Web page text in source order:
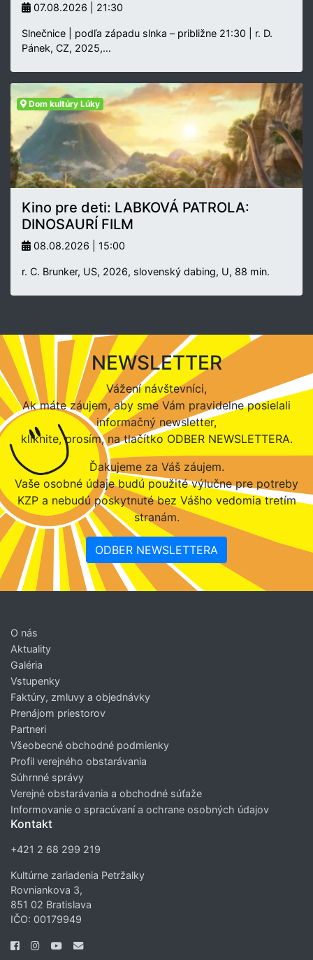
07.08.2026 | 21:30
Slnečnice | podľa západu slnka – približne 21:30 | r. D.
Pánek, CZ, 2025,…
Dom kultúry Lúky
Kino pre deti: LABKOVÁ PATROLA:
DINOSAURÍ FILM
08.08.2026 | 15:00
r. C. Brunker, US, 2026, slovenský dabing, U, 88 min.
NEWSLETTER
Vážení návštevníci,
Ak máte záujem, aby sme Vám pravidelne posielali
informačný newsletter,
kliknite, prosím, na tlačítko ODBER NEWSLETTERA.
Ďakujeme za Váš záujem.
Vaše osobné údaje budú použité výlučne pre potreby
KZP a nebudú poskytnuté bez Vášho vedomia tretím
stranám.
ODBER NEWSLETTERA
O nás
Aktuality
Galéria
Vstupenky
Faktúry, zmluvy a objednávky
Prenájom priestorov
Partneri
Všeobecné obchodné podmienky
Profil verejného obstarávania
Súhrnné správy
Verejné obstarávania a obchodné súťaže
Informovanie o spracúvaní a ochrane osobných údajov
Kontakt
+421 2 68 299 219
Kultúrne zariadenia Petržalky
Rovniankova 3,
851 02 Bratislava
IČO: 00179949